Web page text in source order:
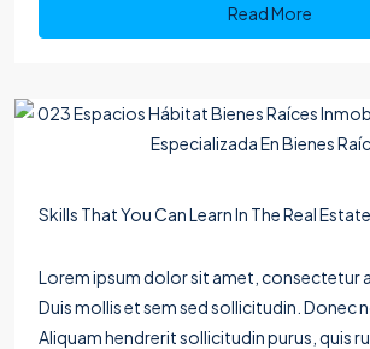
Read More
Skills That You Can Learn In The Real
Lorem ipsum dolor sit amet, consectetur
Duis mollis et sem sed sollicitudin. Donec
Aliquam hendrerit sollicitudin purus, quis